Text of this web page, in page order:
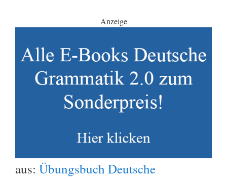
Anzeige
aus: Übungsbuch Deutsche